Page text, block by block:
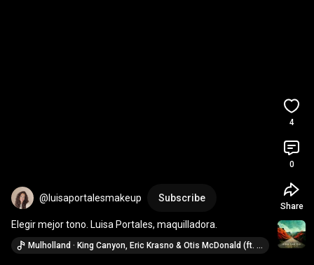
@luisaportalesmakeup Subscribe
Elegir mejor tono. Luisa Portales, maquilladora.
Mulholland · King Canyon, Eric Krasno & Otis McDonald (ft. Derek Trucks)
4
0
Share